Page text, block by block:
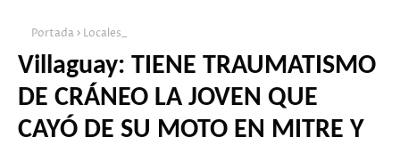
Portada Locales_
Villaguay: TIENE TRAUMATISMO
DE CRÁNEO LA JOVEN QUE
CAYÓ DE SU MOTO EN MITRE Y